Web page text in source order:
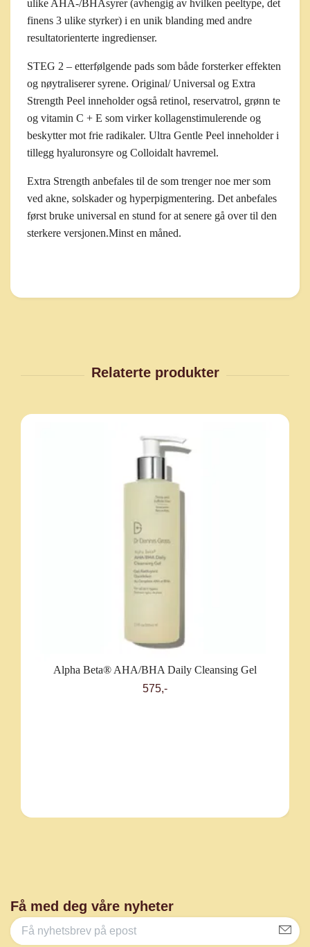
ulike AHA-/BHAsyrer (avhengig av hvilken peeltype, det
finens 3 ulike styrker) i en unik blanding med andre
resultatorienterte ingredienser.
STEG 2 – etterfølgende pads som både forsterker effekten
og nøytraliserer syrene. Original/ Universal og Extra
Strength Peel inneholder også retinol, reservatrol, grønn te
og vitamin C + E som virker kollagenstimulerende og
beskytter mot frie radikaler. Ultra Gentle Peel inneholder i
tillegg hyaluronsyre og Colloidalt havremel.
Extra Strength anbefales til de som trenger noe mer som
ved akne, solskader og hyperpigmentering. Det anbefales
først bruke universal en stund for at senere gå over til den
sterkere versjonen.Minst en måned.
Alpha Beta® AHA/BHA Daily Cleansing Gel
575,-
Få med deg våre nyheter